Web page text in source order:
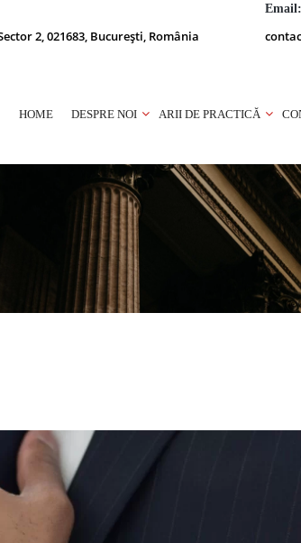
2, 021683, București, România
Email:
HOME DESPRE NOI ARII DE PRACTICĂ